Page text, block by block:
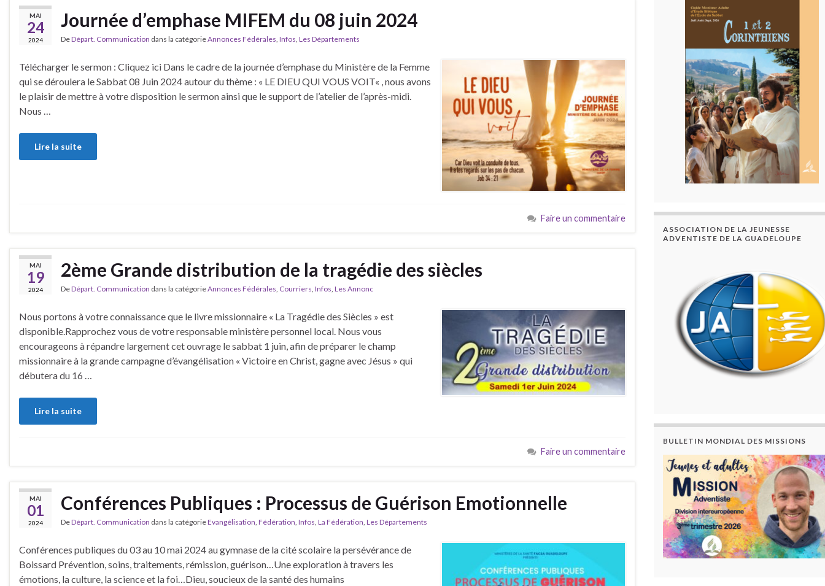
MAI
24
2024
Journée d’emphase MIFEM du 08 juin 2024
DeDépart. Communication dans la catégorieAnnonces Fédérales Infos Les Départements
Télécharger le sermon : Cliquez ici Dans le cadre de la journée d’emphase du Ministère de la Femme
qui se déroulera le Sabbat 08 Juin 2024 autour du thème : « LE DIEU QUI VOUS VOIT« , nous avons
le plaisir de mettre à votre disposition le sermon ainsi que le support de l’atelier de l’après-midi.
Nous …
Lire la suite
Faire un commentaire
MAI
19
2024
2ème Grande distribution de la tragédie des siècles
DeDépart. Communication dans la catégorieAnnonces Fédérales Courriers Infos Les Annonc
Nous portons à votre connaissance que le livre missionnaire « La Tragédie des Siècles » est
disponible.Rapprochez vous de votre responsable ministère personnel local. Nous vous
encourageons à répandre largement cet ouvrage le sabbat 1 juin, afin de préparer le champ
missionnaire à la grande campagne d’évangélisation « Victoire en Christ, gagne avec Jésus » qui
débutera du 16 …
Lire la suite
Faire un commentaire
MAI
01
2024
Conférences Publiques : Processus de Guérison Emotionnelle
DeDépart. Communication dans la catégorieEvangélisation Fédération Infos La Fédération Les Départements
Conférences publiques du 03 au 10 mai 2024 au gymnase de la cité scolaire la persévérance de
Boissard Prévention, soins, traitements, rémission, guérison…Une exploration à travers les
émotions, la culture, la science et la foi…Dieu, soucieux de la santé des humains
ASSOCIATION DE LA JEUNESSE
ADVENTISTE DE LA GUADELOUPE
BULLETIN MONDIAL DES MISSIONS